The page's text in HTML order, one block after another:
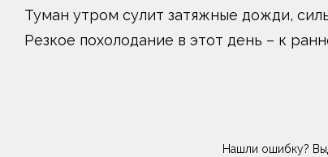
Туман утром сулит затяжные дожди,
Резкое похолодание в этот день – к
Нашли ошибку?